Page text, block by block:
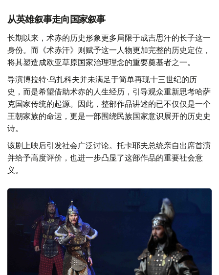
从英雄叙事走向国家叙事
长期以来，术赤的历史形象更多局限于成吉思汗的长子这一
身份。而《术赤汗》则赋予这一人物更加完整的历史定位，
将其塑造成欧亚草原国家治理理念的重要奠基者之一。
导演博拉特·乌扎科夫并未满足于简单再现十三世纪的历
史，而是希望借助术赤的人生经历，引导观众重新思考哈萨
克国家传统的起源。因此，整部作品讲述的已不仅仅是一个
王朝家族的命运，更是一部围绕民族国家意识展开的历史史
诗。
该剧上映后引发社会广泛讨论。托卡耶夫总统亲自出席首演
并给予高度评价，也进一步凸显了这部作品的重要社会意
义。